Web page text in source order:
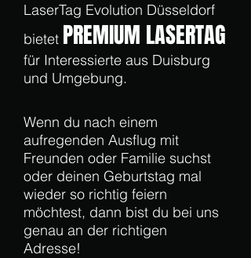
LaserTag Evolution Düsseldorf
bietet PREMIUM LASERTAG
für Interessierte aus Duisburg
und Umgebung.
Wenn du nach einem
aufregenden Ausflug mit
Freunden oder Familie suchst
oder deinen Geburtstag mal
wieder so richtig feiern
möchtest, dann bist du bei uns
genau an der richtigen
Adresse!